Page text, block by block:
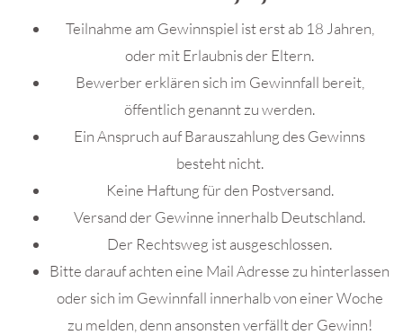
Teilnahme am Gewinnspiel ist erst ab 18 Jahren,
oder mit Erlaubnis der Eltern.
Bewerber erklären sich im Gewinnfall bereit,
öffentlich genannt zu werden.
Ein Anspruch auf Barauszahlung des Gewinns
besteht nicht.
Keine Haftung für den Postversand.
Versand der Gewinne innerhalb Deutschland.
Der Rechtsweg ist ausgeschlossen.
Bitte darauf achten eine Mail Adresse zu hinterlassen
oder sich im Gewinnfall innerhalb von einer Woche
zu melden, denn ansonsten verfällt der Gewinn!